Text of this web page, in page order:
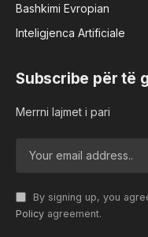
Bashkimi Evropian
Inteligjenca Artificiale
Subscribe për të
Merrni lajmet i pari
By signing up, you
Policy agreement.